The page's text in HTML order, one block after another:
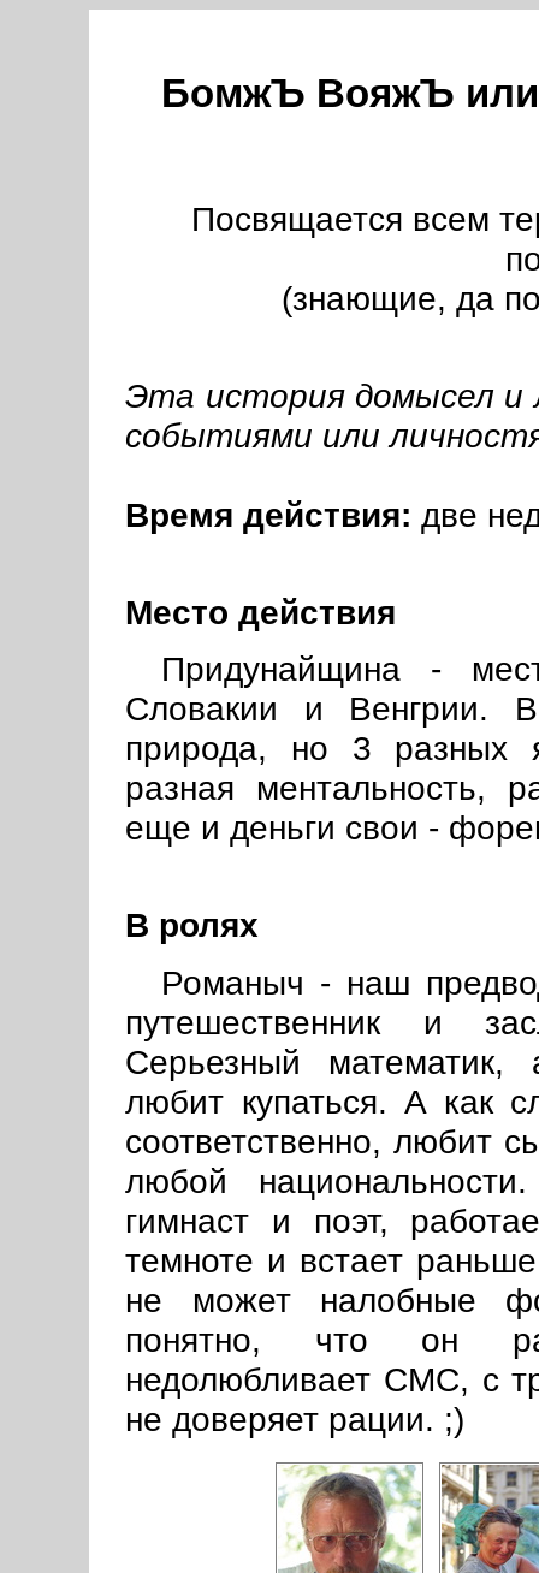
БомжЪ ВояжЪ или
Посвящается всем
(знающие, да
Эта история домысел и
событиями или
Время действия: две
Место действия
Придунайщина -
Словакии и Венгрии.
природа, но 3 разных
разная ментальность,
еще и деньги свои -
В ролях
Романыч - наш
путешественник и
Серьезный
любит купаться. А как
соответственно, любит
любой
гимнаст и поэт,
темноте и встает
не может налобные
понятно, что он
недолюбливает СМС, с
не доверяет рации. ;)